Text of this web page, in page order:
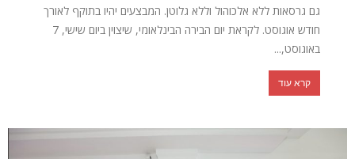
גם גרסאות ללא אלכוהול וללא גלוטן. המבצעים יהיו בתוקף לאורך
חודש אוגוסט. לקראת יום הבירה הבינלאומי, שיצוין ביום שישי, 7
באוגוסט,...
קרא עוד